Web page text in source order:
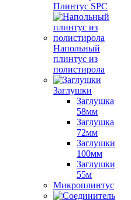
Плинтус SPC
Напольный
плинтус из
полистирола
Заглушки
Заглушка
58мм
Заглушка
72мм
Заглушки
100мм
Заглушки
55м
Микроплинтус